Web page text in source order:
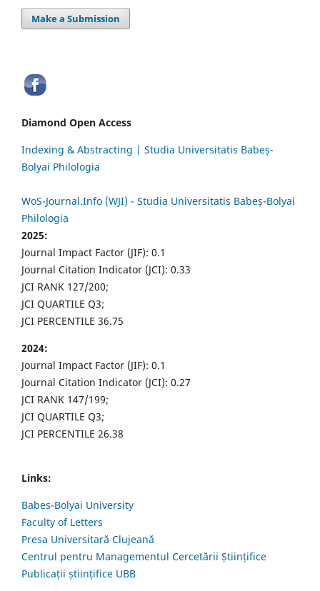
Make a Submission
Diamond Open Access
Indexing & Abstracting | Studia Universitatis Babeș-
Bolyai Philologia
WoS-Journal.Info (WJI) - Studia Universitatis Babeș-Bolyai
Philologia
2025:
Journal Impact Factor (JIF): 0.1
Journal Citation Indicator (JCI): 0.33
JCI RANK 127/200;
JCI QUARTILE Q3;
JCI PERCENTILE 36.75
2024:
Journal Impact Factor (JIF): 0.1
Journal Citation Indicator (JCI): 0.27
JCI RANK 147/199;
JCI QUARTILE Q3;
JCI PERCENTILE 26.38
Links:
Babes-Bolyai University
Faculty of Letters
Presa Universitară Clujeană
Centrul pentru Managementul Cercetării Științifice
Publicații științifice UBB